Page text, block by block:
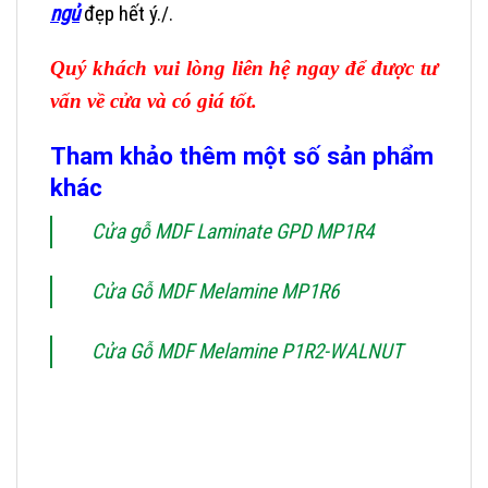
ngủđẹp hết ý./.
Quý khách vui lòng liên hệ ngay để được tư
vấn về cửa và có giá tốt.
Tham khảo thêm một số sản phẩm
khác
Cửa gỗ MDF Laminate GPD MP1R4
Cửa Gỗ MDF Melamine MP1R6
Cửa Gỗ MDF Melamine P1R2-WALNUT